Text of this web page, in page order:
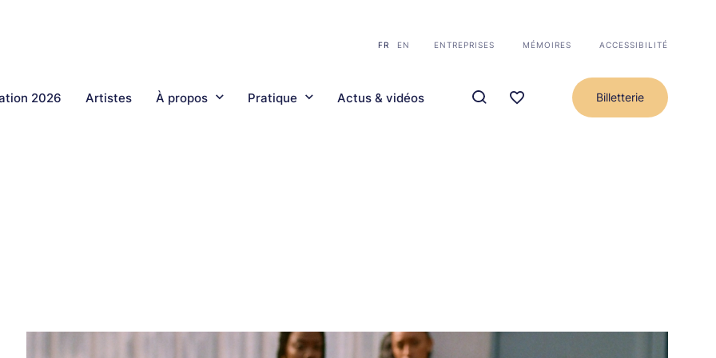
FR EN ENTREPRISES MÉMOIRES ACCESSIBILITÉ
2026 Artistes À propos Pratique Actus & vidéos Billetterie